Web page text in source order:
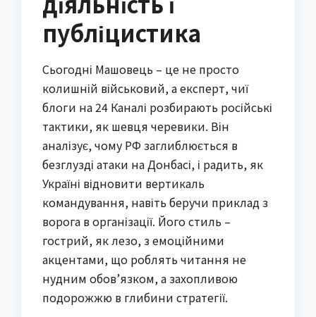
публіцистика
Сьогодні Машовець – це не просто
колишній військовий, а експерт, чиї
блоги на 24 Каналі розбирають російські
тактики, як шевця черевики. Він
аналізує, чому РФ заглиблюється в
безглузді атаки на Донбасі, і радить, як
Україні відновити вертикаль
командування, навіть беручи приклад з
ворога в організації. Його стиль –
гострий, як лезо, з емоційними
акцентами, що роблять читання не
нудним обов’язком, а захопливою
подорожжю в глибини стратегії.